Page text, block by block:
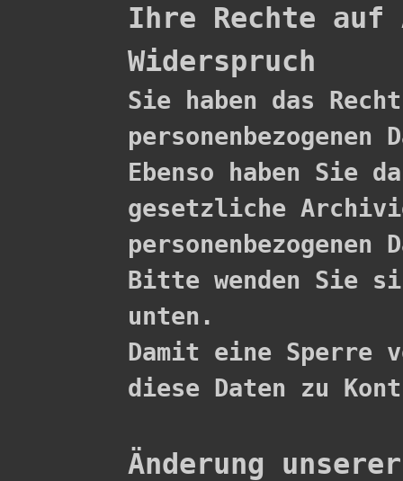
Ihre Rechte auf
Widerspruch
Sie haben das
Ebenso haben Sie
gesetzliche
personenbezogenen
Bitte wenden Sie
unten.
Damit eine Sperre
diese Daten zu
Änderung